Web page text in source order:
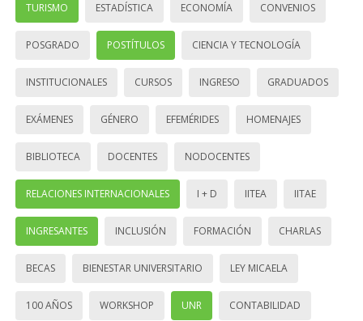
TURISMO ESTADÍSTICA ECONOMÍA CONVENIOS
POSGRADO POSTÍTULOS CIENCIA Y TECNOLOGÍA
INSTITUCIONALES CURSOS INGRESO GRADUADOS
EXÁMENES GÉNERO EFEMÉRIDES HOMENAJES
BIBLIOTECA DOCENTES NODOCENTES
RELACIONES INTERNACIONALES I + D IITEA IITAE
INGRESANTES INCLUSIÓN FORMACIÓN CHARLAS
BECAS BIENESTAR UNIVERSITARIO LEY MICAELA
100 AÑOS WORKSHOP UNR CONTABILIDAD